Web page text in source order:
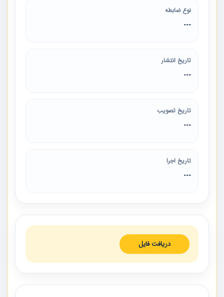
نوع ضابطه
---
تاریخ انتشار
---
تاریخ تصویب
---
تاریخ اجرا
---
دریافت فایل